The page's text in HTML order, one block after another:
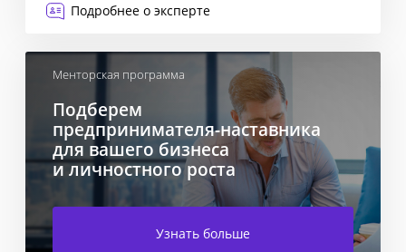
Подробнее о эксперте
Менторская программа
Подберем
предпринимателя-наставника
для вашего бизнеса
и личностного роста
Узнать больше